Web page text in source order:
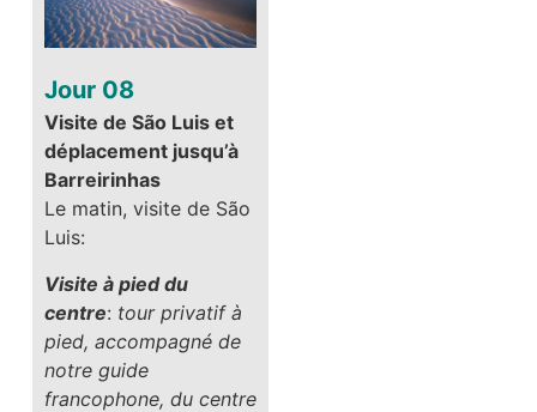
Jour 08
Visite de São Luis et
déplacement jusqu’à
Barreirinhas
Le matin, visite de São
Luis:
Visite à pied du
centre: tour privatif à
pied, accompagné de
notre guide
francophone, du centre